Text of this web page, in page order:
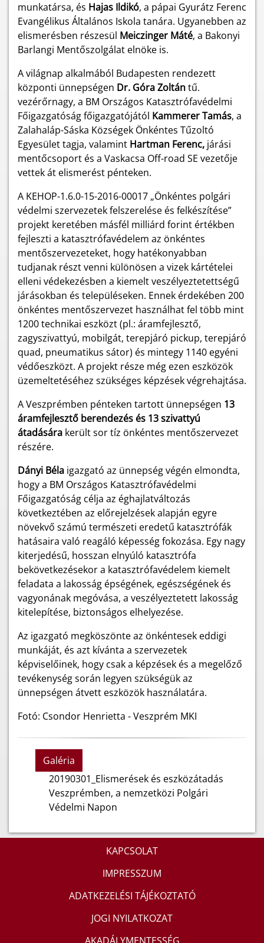
munkatársa, és Hajas Ildikó, a pápai Gyurátz Ferenc
Evangélikus Általános Iskola tanára. Ugyanebben az
elismerésben részesül Meiczinger Máté, a Bakonyi
Barlangi Mentőszolgálat elnöke is.
A világnap alkalmából Budapesten rendezett
központi ünnepségen Dr. Góra Zoltántű.
vezérőrnagy, a BM Országos Katasztrófavédelmi
Főigazgatóság főigazgatójától Kammerer Tamás, a
Zalahaláp-Sáska Községek Önkéntes Tűzoltó
Egyesület tagja, valamint Hartman Ferenc, járási
mentőcsoport és a Vaskacsa Off-road SE vezetője
vettek át elismerést pénteken.
A KEHOP-1.6.0-15-2016-00017 „Önkéntes polgári
védelmi szervezetek felszerelése és felkészítése”
projekt keretében másfél milliárd forint értékben
fejleszti a katasztrófavédelem az önkéntes
mentőszervezeteket, hogy hatékonyabban
tudjanak részt venni különösen a vizek kártételei
elleni védekezésben a kiemelt veszélyeztetettségű
járásokban és településeken. Ennek érdekében 200
önkéntes mentőszervezet használhat fel több mint
1200 technikai eszközt (pl.: áramfejlesztő,
zagyszivattyú, mobilgát, terepjáró pickup, terepjáró
quad, pneumatikus sátor) és mintegy 1140 egyéni
védőeszközt. A projekt része még ezen eszközök
üzemeltetéséhez szükséges képzések végrehajtása.
A Veszprémben pénteken tartott ünnepségen 13
áramfejlesztő berendezés és 13 szivattyú
átadására került sor tíz önkéntes mentőszervezet
részére.
Dányi Béla igazgató az ünnepség végén elmondta,
hogy a BM Országos Katasztrófavédelmi
Főigazgatóság célja az éghajlatváltozás
következtében az előrejelzések alapján egyre
növekvő számú természeti eredetű katasztrófák
hatásaira való reagáló képesség fokozása. Egy nagy
kiterjedésű, hosszan elnyúló katasztrófa
bekövetkezésekor a katasztrófavédelem kiemelt
feladata a lakosság épségének, egészségének és
vagyonának megóvása, a veszélyeztetett lakosság
kitelepítése, biztonságos elhelyezése.
Az igazgató megköszönte az önkéntesek eddigi
munkáját, és azt kívánta a szervezetek
képviselőinek, hogy csak a képzések és a megelőző
tevékenység során legyen szükségük az
ünnepségen átvett eszközök használatára.
Fotó: Csondor Henrietta - Veszprém MKI
Galéria
20190301_Elismerések és eszközátadás
Veszprémben, a nemzetközi Polgári
Védelmi Napon
KAPCSOLAT
IMPRESSZUM
ADATKEZELÉSI TÁJÉKOZTATÓ
JOGI NYILATKOZAT